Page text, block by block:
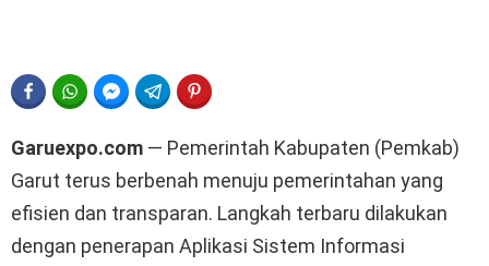
FACEBOOKWHATSAPPFACEBOOK MESSENGER
TELEGRAM
Garuexpo.com — Pemerintah Kabupaten (Pemkab)
Garut terus berbenah menuju pemerintahan yang
efisien dan transparan. Langkah terbaru dilakukan
dengan penerapan Aplikasi Sistem Informasi